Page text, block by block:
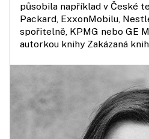
působila například v České
Packard, ExxonMobilu,
spořitelně, KPMG nebo GE
autorkou knihy Zakázaná